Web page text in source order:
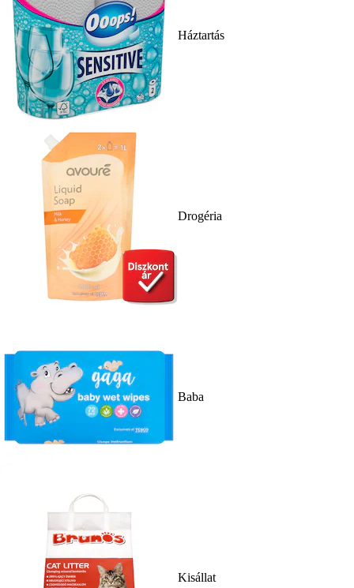
Háztartás
Drogéria
Baba
Kisállat